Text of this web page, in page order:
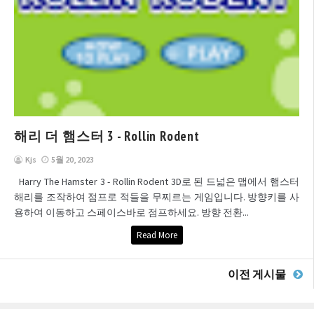
해리 더 햄스터 3 - Rollin Rodent
Kjs 5월 20, 2023
Harry The Hamster 3 - Rollin Rodent 3D로 된 드넓은 맵에서 햄스터
해리를 조작하여 점프로 적들을 무찌르는 게임입니다. 방향키를 사
용하여 이동하고 스페이스바로 점프하세요. 방향 전환...
Read More
이전 게시물